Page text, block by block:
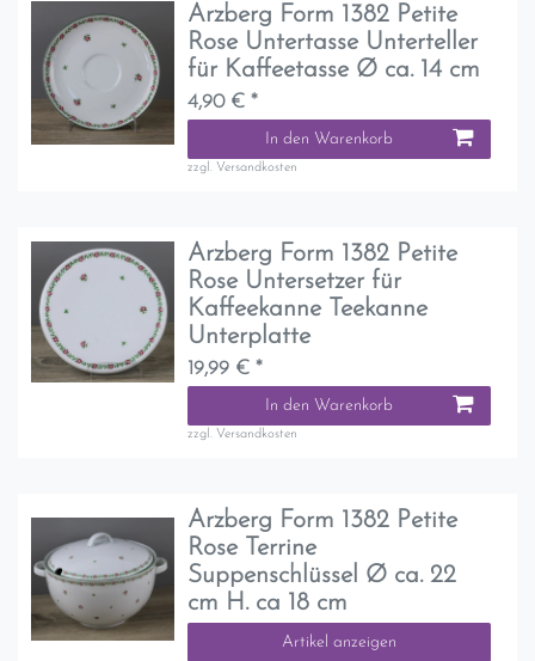
Arzberg Form 1382 Petite
Rose Untertasse Unterteller
für Kaffeetasse Ø ca. 14 cm
4,90 € *
In den Warenkorb
zzgl. Versandkosten
Arzberg Form 1382 Petite
Rose Untersetzer für
Kaffeekanne Teekanne
Unterplatte
19,99 € *
In den Warenkorb
zzgl. Versandkosten
Arzberg Form 1382 Petite
Rose Terrine
Suppenschlüssel Ø ca. 22
cm H. ca 18 cm
Artikel anzeigen